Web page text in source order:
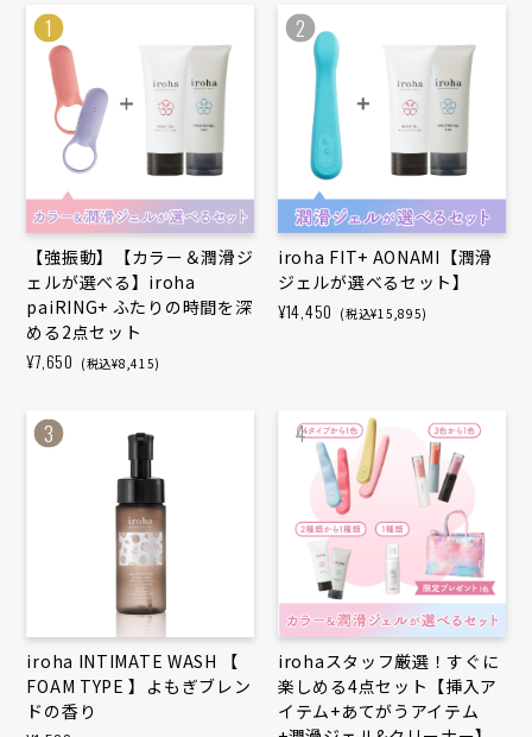
1
【強振動】【カラー＆潤滑ジ
ェルが選べる】iroha
paiRING+ ふたりの時間を深
める2点セット
¥7,650 (税込¥8,415)
2
iroha FIT+ AONAMI【潤滑
ジェルが選べるセット】
¥14,450 (税込¥15,895)
3
iroha INTIMATE WASH 【
FOAM TYPE 】よもぎブレン
ドの香り
4
irohaスタッフ厳選！すぐに
楽しめる4点セット【挿入ア
イテム+あてがうアイテム